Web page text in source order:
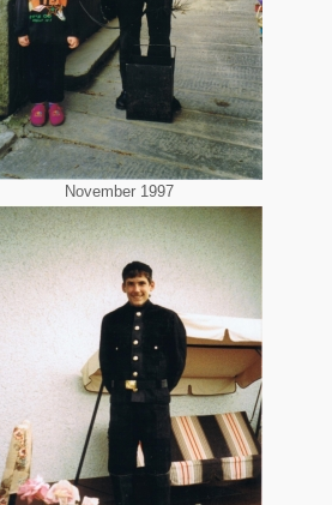
November 1997